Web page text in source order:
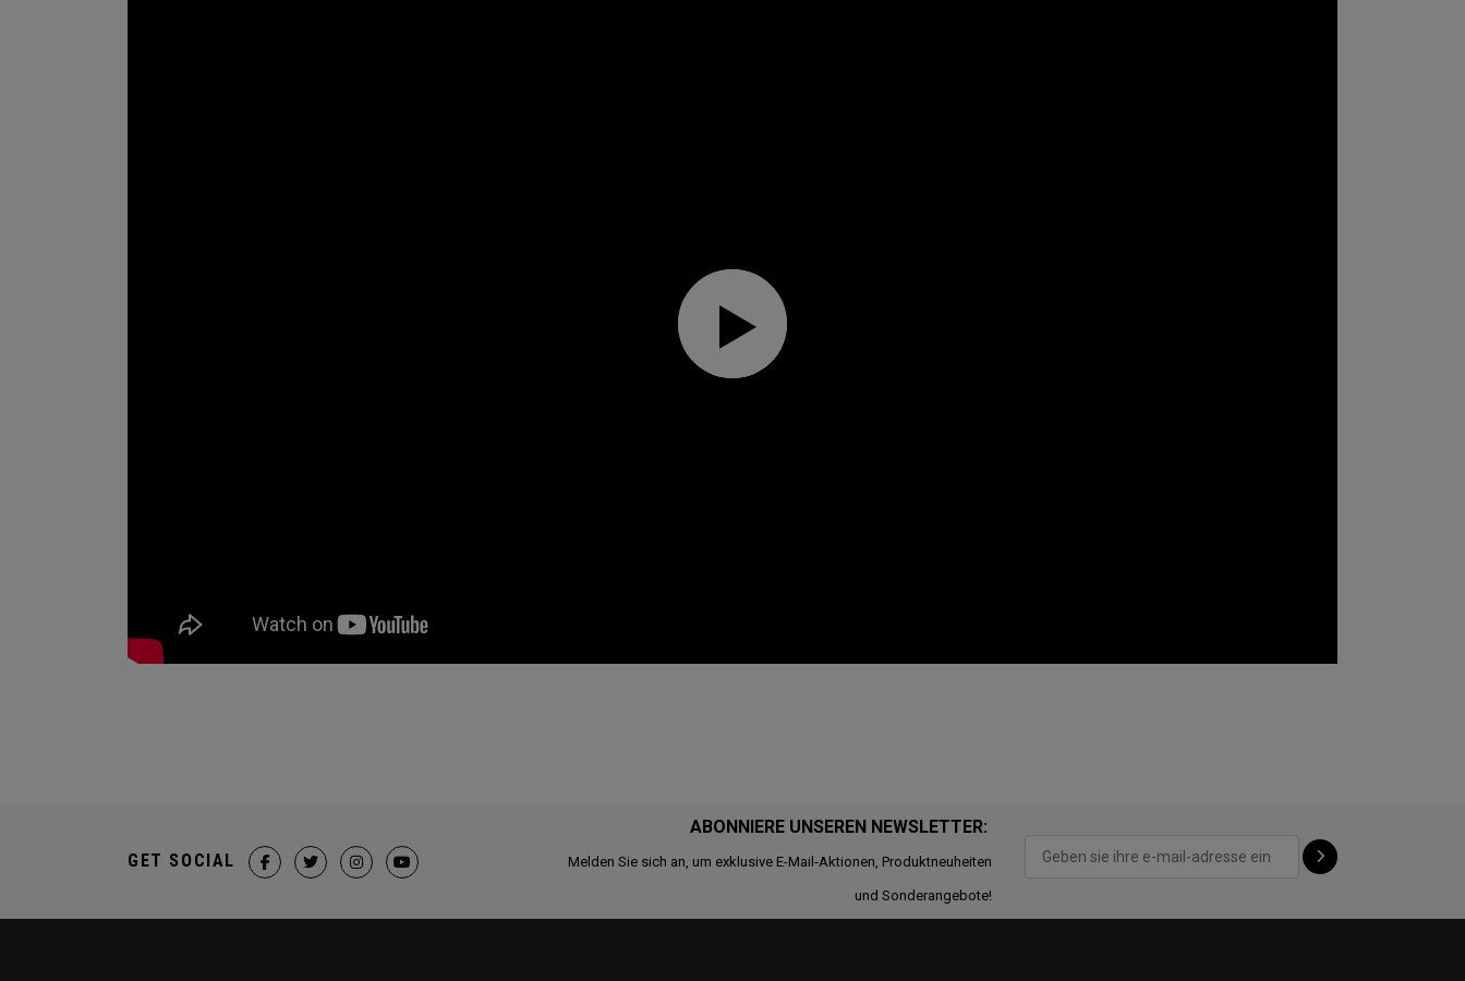
ABONNIERE UNSEREN NEWSLETTER:
Melden Sie sich an, um exklusive E-Mail-Aktionen, Produktneuheiten
und Sonderangebote!
GET SOCIAL